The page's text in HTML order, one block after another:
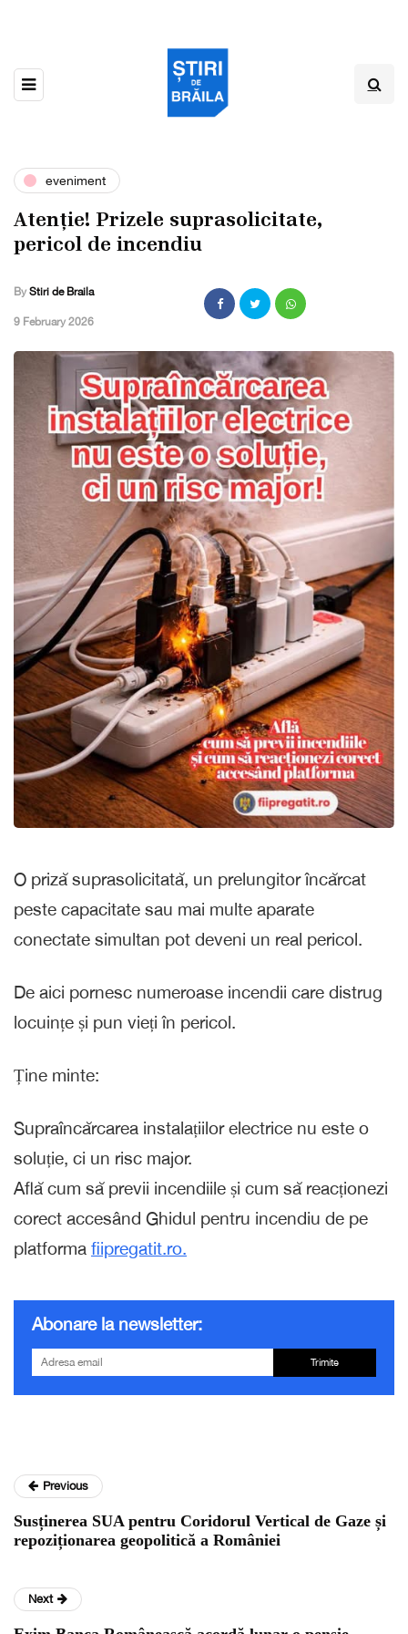
eveniment
Atenție! Prizele suprasolicitate,
pericol de incendiu
By Stiri de Braila
,9 February 2026
O priză suprasolicitată, un prelungitor încărcat
peste capacitate sau mai multe aparate
conectate simultan pot deveni un real pericol.
De aici pornesc numeroase incendii care distrug
locuințe și pun vieți în pericol.
Ține minte:
Supraîncărcarea instalațiilor electrice nu este o
soluție, ci un risc major.
Află cum să previi incendiile și cum să reacționezi
corect accesând Ghidul pentru incendiu de pe
platforma fiipregatit.ro.
Abonare la newsletter:
Trimite
Previous
Susținerea SUA pentru Coridorul Vertical de Gaze și
repoziționarea geopolitică a României
Next